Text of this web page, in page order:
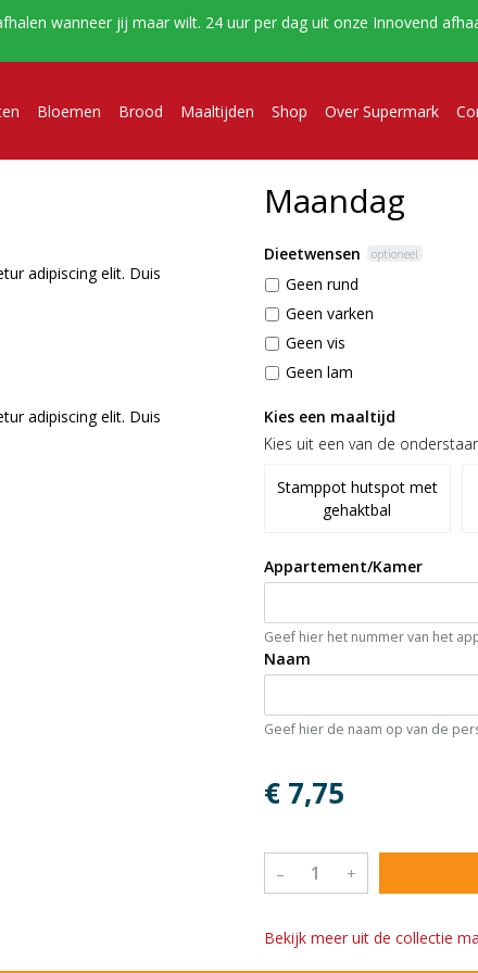
wanneer jij maar wilt. 24 uur per dag uit onze Innovend
Bloemen Brood Maaltijden Shop Over Supermark
adipiscing elit. Duis
adipiscing elit. Duis
Maandag
Dieetwensen optioneel
Geen rund
Geen varken
Geen vis
Geen lam
Kies een maaltijd
Kies uit een van de
Stamppot hutspot met
gehaktbal
Appartement/Kamer
Geef hier het nummer van het
Naam
Geef hier de naam op van de
€ 7,75
– +
Bekijk meer uit de collectie